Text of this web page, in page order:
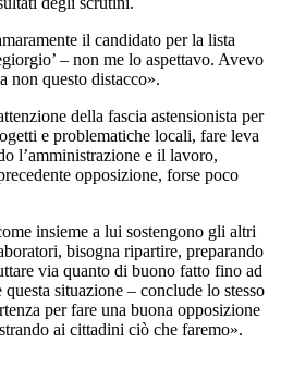
il candidato per la lista
– non me lo aspettavo. Avevo
non questo distacco».
della fascia astensionista per
e problematiche locali, fare leva
l’amministrazione e il lavoro,
opposizione, forse poco
insieme a lui sostengono gli altri
bisogna ripartire, preparando
via quanto di buono fatto fino ad
situazione – conclude lo stesso
per fare una buona opposizione
ai cittadini ciò che faremo».